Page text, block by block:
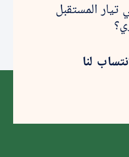
المستقبل
لنا